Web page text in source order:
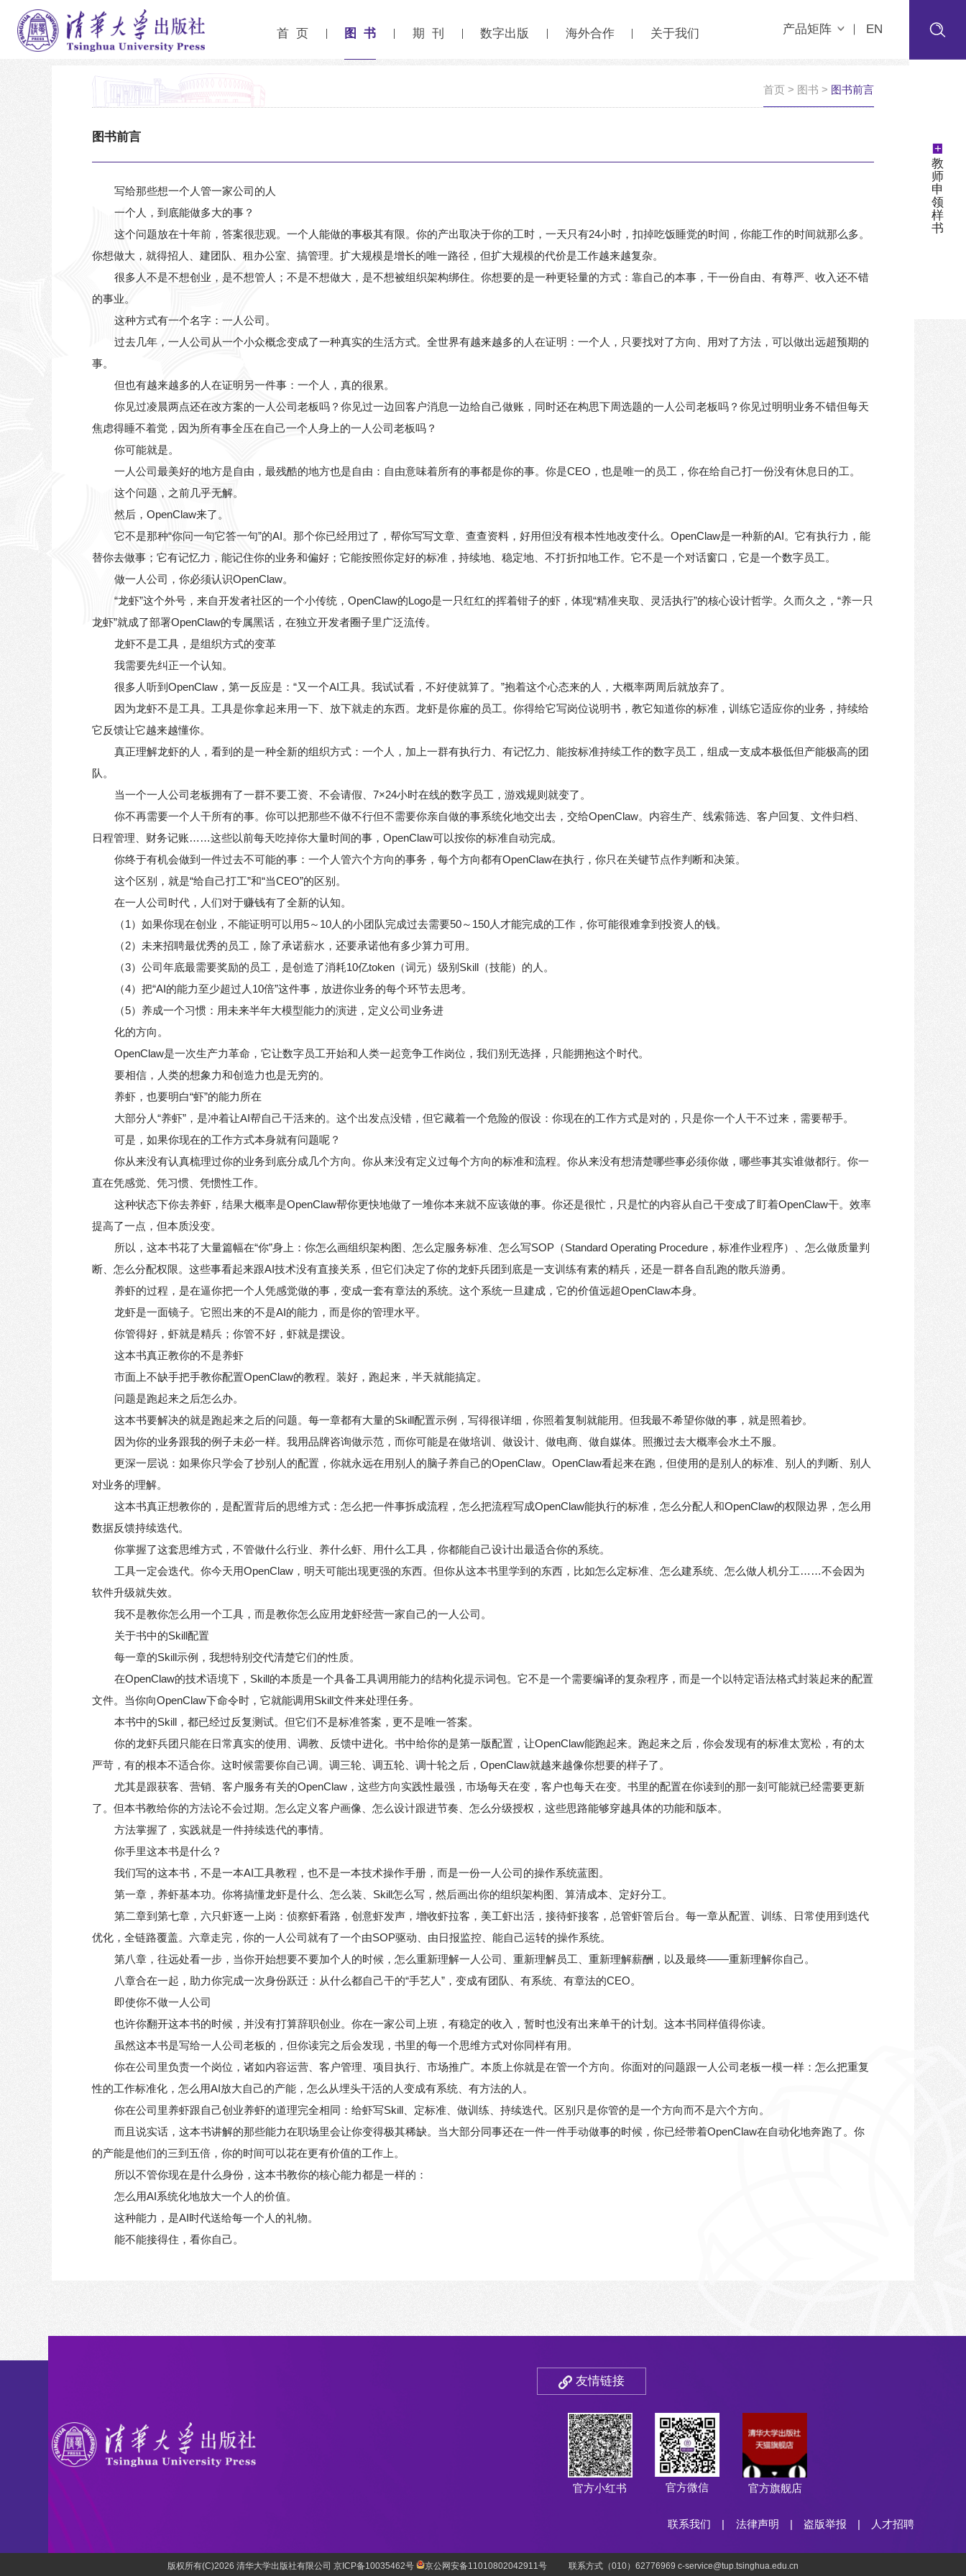
首 页 图 书 期 刊 数字出版 海外合作 关于我们 产品矩阵 EN
+
教
师
申
领
样
书
首页 > 图书 > 图书前言
图书前言
写给那些想一个人管一家公司的人
一个人，到底能做多大的事？
这个问题放在十年前，答案很悲观。一个人能做的事极其有限。你的产出取决于你的工时，一天只有24小时，扣掉吃饭睡觉的时间，你能工作的时间就那么多。
你想做大，就得招人、建团队、租办公室、搞管理。扩大规模是增长的唯一路径，但扩大规模的代价是工作越来越复杂。
很多人不是不想创业，是不想管人；不是不想做大，是不想被组织架构绑住。你想要的是一种更轻量的方式：靠自己的本事，干一份自由、有尊严、收入还不错
的事业。
这种方式有一个名字：一人公司。
过去几年，一人公司从一个小众概念变成了一种真实的生活方式。全世界有越来越多的人在证明：一个人，只要找对了方向、用对了方法，可以做出远超预期的
事。
但也有越来越多的人在证明另一件事：一个人，真的很累。
你见过凌晨两点还在改方案的一人公司老板吗？你见过一边回客户消息一边给自己做账，同时还在构思下周选题的一人公司老板吗？你见过明明业务不错但每天
焦虑得睡不着觉，因为所有事全压在自己一个人身上的一人公司老板吗？
你可能就是。
一人公司最美好的地方是自由，最残酷的地方也是自由：自由意味着所有的事都是你的事。你是CEO，也是唯一的员工，你在给自己打一份没有休息日的工。
这个问题，之前几乎无解。
然后，OpenClaw来了。
它不是那种“你问一句它答一句”的AI。那个你已经用过了，帮你写写文章、查查资料，好用但没有根本性地改变什么。OpenClaw是一种新的AI。它有执行力，能
替你去做事；它有记忆力，能记住你的业务和偏好；它能按照你定好的标准，持续地、稳定地、不打折扣地工作。它不是一个对话窗口，它是一个数字员工。
做一人公司，你必须认识OpenClaw。
“龙虾”这个外号，来自开发者社区的一个小传统，OpenClaw的Logo是一只红红的挥着钳子的虾，体现“精准夹取、灵活执行”的核心设计哲学。久而久之，“养一只
龙虾”就成了部署OpenClaw的专属黑话，在独立开发者圈子里广泛流传。
龙虾不是工具，是组织方式的变革
我需要先纠正一个认知。
很多人听到OpenClaw，第一反应是：“又一个AI工具。我试试看，不好使就算了。”抱着这个心态来的人，大概率两周后就放弃了。
因为龙虾不是工具。工具是你拿起来用一下、放下就走的东西。龙虾是你雇的员工。你得给它写岗位说明书，教它知道你的标准，训练它适应你的业务，持续给
它反馈让它越来越懂你。
真正理解龙虾的人，看到的是一种全新的组织方式：一个人，加上一群有执行力、有记忆力、能按标准持续工作的数字员工，组成一支成本极低但产能极高的团
队。
当一个一人公司老板拥有了一群不要工资、不会请假、7×24小时在线的数字员工，游戏规则就变了。
你不再需要一个人干所有的事。你可以把那些不做不行但不需要你亲自做的事系统化地交出去，交给OpenClaw。内容生产、线索筛选、客户回复、文件归档、
日程管理、财务记账……这些以前每天吃掉你大量时间的事，OpenClaw可以按你的标准自动完成。
你终于有机会做到一件过去不可能的事：一个人管六个方向的事务，每个方向都有OpenClaw在执行，你只在关键节点作判断和决策。
这个区别，就是“给自己打工”和“当CEO”的区别。
在一人公司时代，人们对于赚钱有了全新的认知。
（1）如果你现在创业，不能证明可以用5～10人的小团队完成过去需要50～150人才能完成的工作，你可能很难拿到投资人的钱。
（2）未来招聘最优秀的员工，除了承诺薪水，还要承诺他有多少算力可用。
（3）公司年底最需要奖励的员工，是创造了消耗10亿token（词元）级别Skill（技能）的人。
（4）把“AI的能力至少超过人10倍”这件事，放进你业务的每个环节去思考。
（5）养成一个习惯：用未来半年大模型能力的演进，定义公司业务进
化的方向。
OpenClaw是一次生产力革命，它让数字员工开始和人类一起竞争工作岗位，我们别无选择，只能拥抱这个时代。
要相信，人类的想象力和创造力也是无穷的。
养虾，也要明白“虾”的能力所在
大部分人“养虾”，是冲着让AI帮自己干活来的。这个出发点没错，但它藏着一个危险的假设：你现在的工作方式是对的，只是你一个人干不过来，需要帮手。
可是，如果你现在的工作方式本身就有问题呢？
你从来没有认真梳理过你的业务到底分成几个方向。你从来没有定义过每个方向的标准和流程。你从来没有想清楚哪些事必须你做，哪些事其实谁做都行。你一
直在凭感觉、凭习惯、凭惯性工作。
这种状态下你去养虾，结果大概率是OpenClaw帮你更快地做了一堆你本来就不应该做的事。你还是很忙，只是忙的内容从自己干变成了盯着OpenClaw干。效率
提高了一点，但本质没变。
所以，这本书花了大量篇幅在“你”身上：你怎么画组织架构图、怎么定服务标准、怎么写SOP（Standard Operating Procedure，标准作业程序）、怎么做质量判
断、怎么分配权限。这些事看起来跟AI技术没有直接关系，但它们决定了你的龙虾兵团到底是一支训练有素的精兵，还是一群各自乱跑的散兵游勇。
养虾的过程，是在逼你把一个人凭感觉做的事，变成一套有章法的系统。这个系统一旦建成，它的价值远超OpenClaw本身。
龙虾是一面镜子。它照出来的不是AI的能力，而是你的管理水平。
你管得好，虾就是精兵；你管不好，虾就是摆设。
这本书真正教你的不是养虾
市面上不缺手把手教你配置OpenClaw的教程。装好，跑起来，半天就能搞定。
问题是跑起来之后怎么办。
这本书要解决的就是跑起来之后的问题。每一章都有大量的Skill配置示例，写得很详细，你照着复制就能用。但我最不希望你做的事，就是照着抄。
因为你的业务跟我的例子未必一样。我用品牌咨询做示范，而你可能是在做培训、做设计、做电商、做自媒体。照搬过去大概率会水土不服。
更深一层说：如果你只学会了抄别人的配置，你就永远在用别人的脑子养自己的OpenClaw。OpenClaw看起来在跑，但使用的是别人的标准、别人的判断、别人
对业务的理解。
这本书真正想教你的，是配置背后的思维方式：怎么把一件事拆成流程，怎么把流程写成OpenClaw能执行的标准，怎么分配人和OpenClaw的权限边界，怎么用
数据反馈持续迭代。
你掌握了这套思维方式，不管做什么行业、养什么虾、用什么工具，你都能自己设计出最适合你的系统。
工具一定会迭代。你今天用OpenClaw，明天可能出现更强的东西。但你从这本书里学到的东西，比如怎么定标准、怎么建系统、怎么做人机分工……不会因为
软件升级就失效。
我不是教你怎么用一个工具，而是教你怎么应用龙虾经营一家自己的一人公司。
关于书中的Skill配置
每一章的Skill示例，我想特别交代清楚它们的性质。
在OpenClaw的技术语境下，Skill的本质是一个具备工具调用能力的结构化提示词包。它不是一个需要编译的复杂程序，而是一个以特定语法格式封装起来的配置
文件。当你向OpenClaw下命令时，它就能调用Skill文件来处理任务。
本书中的Skill，都已经过反复测试。但它们不是标准答案，更不是唯一答案。
你的龙虾兵团只能在日常真实的使用、调教、反馈中进化。书中给你的是第一版配置，让OpenClaw能跑起来。跑起来之后，你会发现有的标准太宽松，有的太
严苛，有的根本不适合你。这时候需要你自己调。调三轮、调五轮、调十轮之后，OpenClaw就越来越像你想要的样子了。
尤其是跟获客、营销、客户服务有关的OpenClaw，这些方向实践性最强，市场每天在变，客户也每天在变。书里的配置在你读到的那一刻可能就已经需要更新
了。但本书教给你的方法论不会过期。怎么定义客户画像、怎么设计跟进节奏、怎么分级授权，这些思路能够穿越具体的功能和版本。
方法掌握了，实践就是一件持续迭代的事情。
你手里这本书是什么？
我们写的这本书，不是一本AI工具教程，也不是一本技术操作手册，而是一份一人公司的操作系统蓝图。
第一章，养虾基本功。你将搞懂龙虾是什么、怎么装、Skill怎么写，然后画出你的组织架构图、算清成本、定好分工。
第二章到第七章，六只虾逐一上岗：侦察虾看路，创意虾发声，增收虾拉客，美工虾出活，接待虾接客，总管虾管后台。每一章从配置、训练、日常使用到迭代
优化，全链路覆盖。六章走完，你的一人公司就有了一个由SOP驱动、由日报监控、能自己运转的操作系统。
第八章，往远处看一步，当你开始想要不要加个人的时候，怎么重新理解一人公司、重新理解员工、重新理解薪酬，以及最终——重新理解你自己。
八章合在一起，助力你完成一次身份跃迁：从什么都自己干的“手艺人”，变成有团队、有系统、有章法的CEO。
即使你不做一人公司
也许你翻开这本书的时候，并没有打算辞职创业。你在一家公司上班，有稳定的收入，暂时也没有出来单干的计划。这本书同样值得你读。
虽然这本书是写给一人公司老板的，但你读完之后会发现，书里的每一个思维方式对你同样有用。
你在公司里负责一个岗位，诸如内容运营、客户管理、项目执行、市场推广。本质上你就是在管一个方向。你面对的问题跟一人公司老板一模一样：怎么把重复
性的工作标准化，怎么用AI放大自己的产能，怎么从埋头干活的人变成有系统、有方法的人。
你在公司里养虾跟自己创业养虾的道理完全相同：给虾写Skill、定标准、做训练、持续迭代。区别只是你管的是一个方向而不是六个方向。
而且说实话，这本书讲解的那些能力在职场里会让你变得极其稀缺。当大部分同事还在一件一件手动做事的时候，你已经带着OpenClaw在自动化地奔跑了。你
的产能是他们的三到五倍，你的时间可以花在更有价值的工作上。
所以不管你现在是什么身份，这本书教你的核心能力都是一样的：
怎么用AI系统化地放大一个人的价值。
这种能力，是AI时代送给每一个人的礼物。
能不能接得住，看你自己。
友情链接
官方小红书 官方微信 官方旗舰店
联系我们 | 法律声明 | 盗版举报 | 人才招聘
版权所有(C)2026 清华大学出版社有限公司 京ICP备10035462号 京公网安备11010802042911号 联系方式（010）62776969 c-service@tup.tsinghua.edu.cn